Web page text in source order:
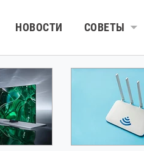
НОВОСТИ СОВЕТЫ